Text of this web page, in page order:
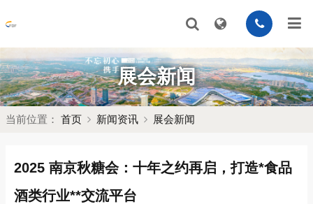
展会新闻
当前位置： 首页 新闻资讯 展会新闻
2025 南京秋糖会：十年之约再启，打造*食品
酒类行业**交流平台